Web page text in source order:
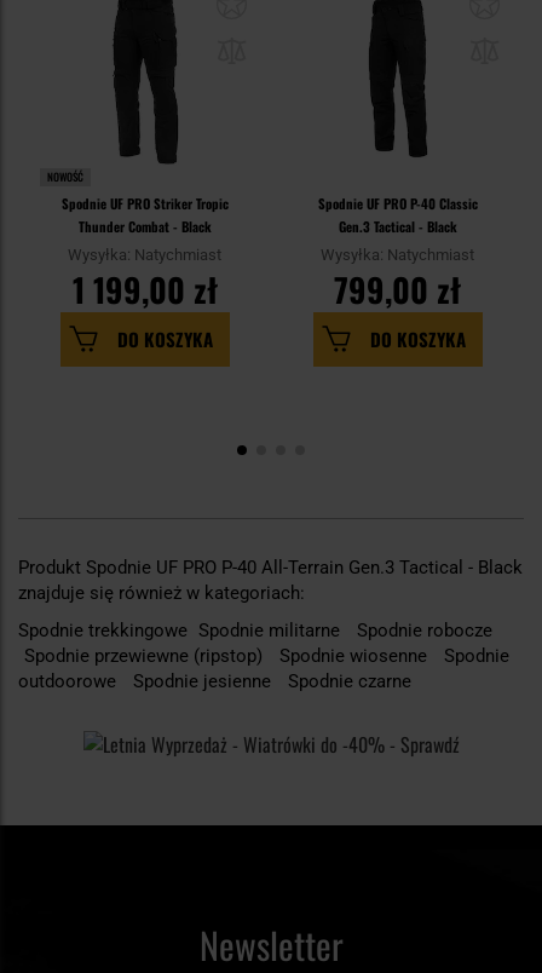
NOWOŚĆ
Spodnie UF PRO Striker Tropic
Thunder Combat - Black
Wysyłka: Natychmiast
1 199,00 zł
DO KOSZYKA
Spodnie UF PRO P-40 Classic
Gen.3 Tactical - Black
Wysyłka: Natychmiast
799,00 zł
DO KOSZYKA
Produkt Spodnie UF PRO P-40 All-Terrain Gen.3 Tactical - Black
znajduje się również w kategoriach:
Spodnie trekkingowe Spodnie militarne
Spodnie robocze
Spodnie przewiewne (ripstop)
Spodnie wiosenne
Spodnie
outdoorowe
Spodnie jesienne Spodnie czarne
Newsletter